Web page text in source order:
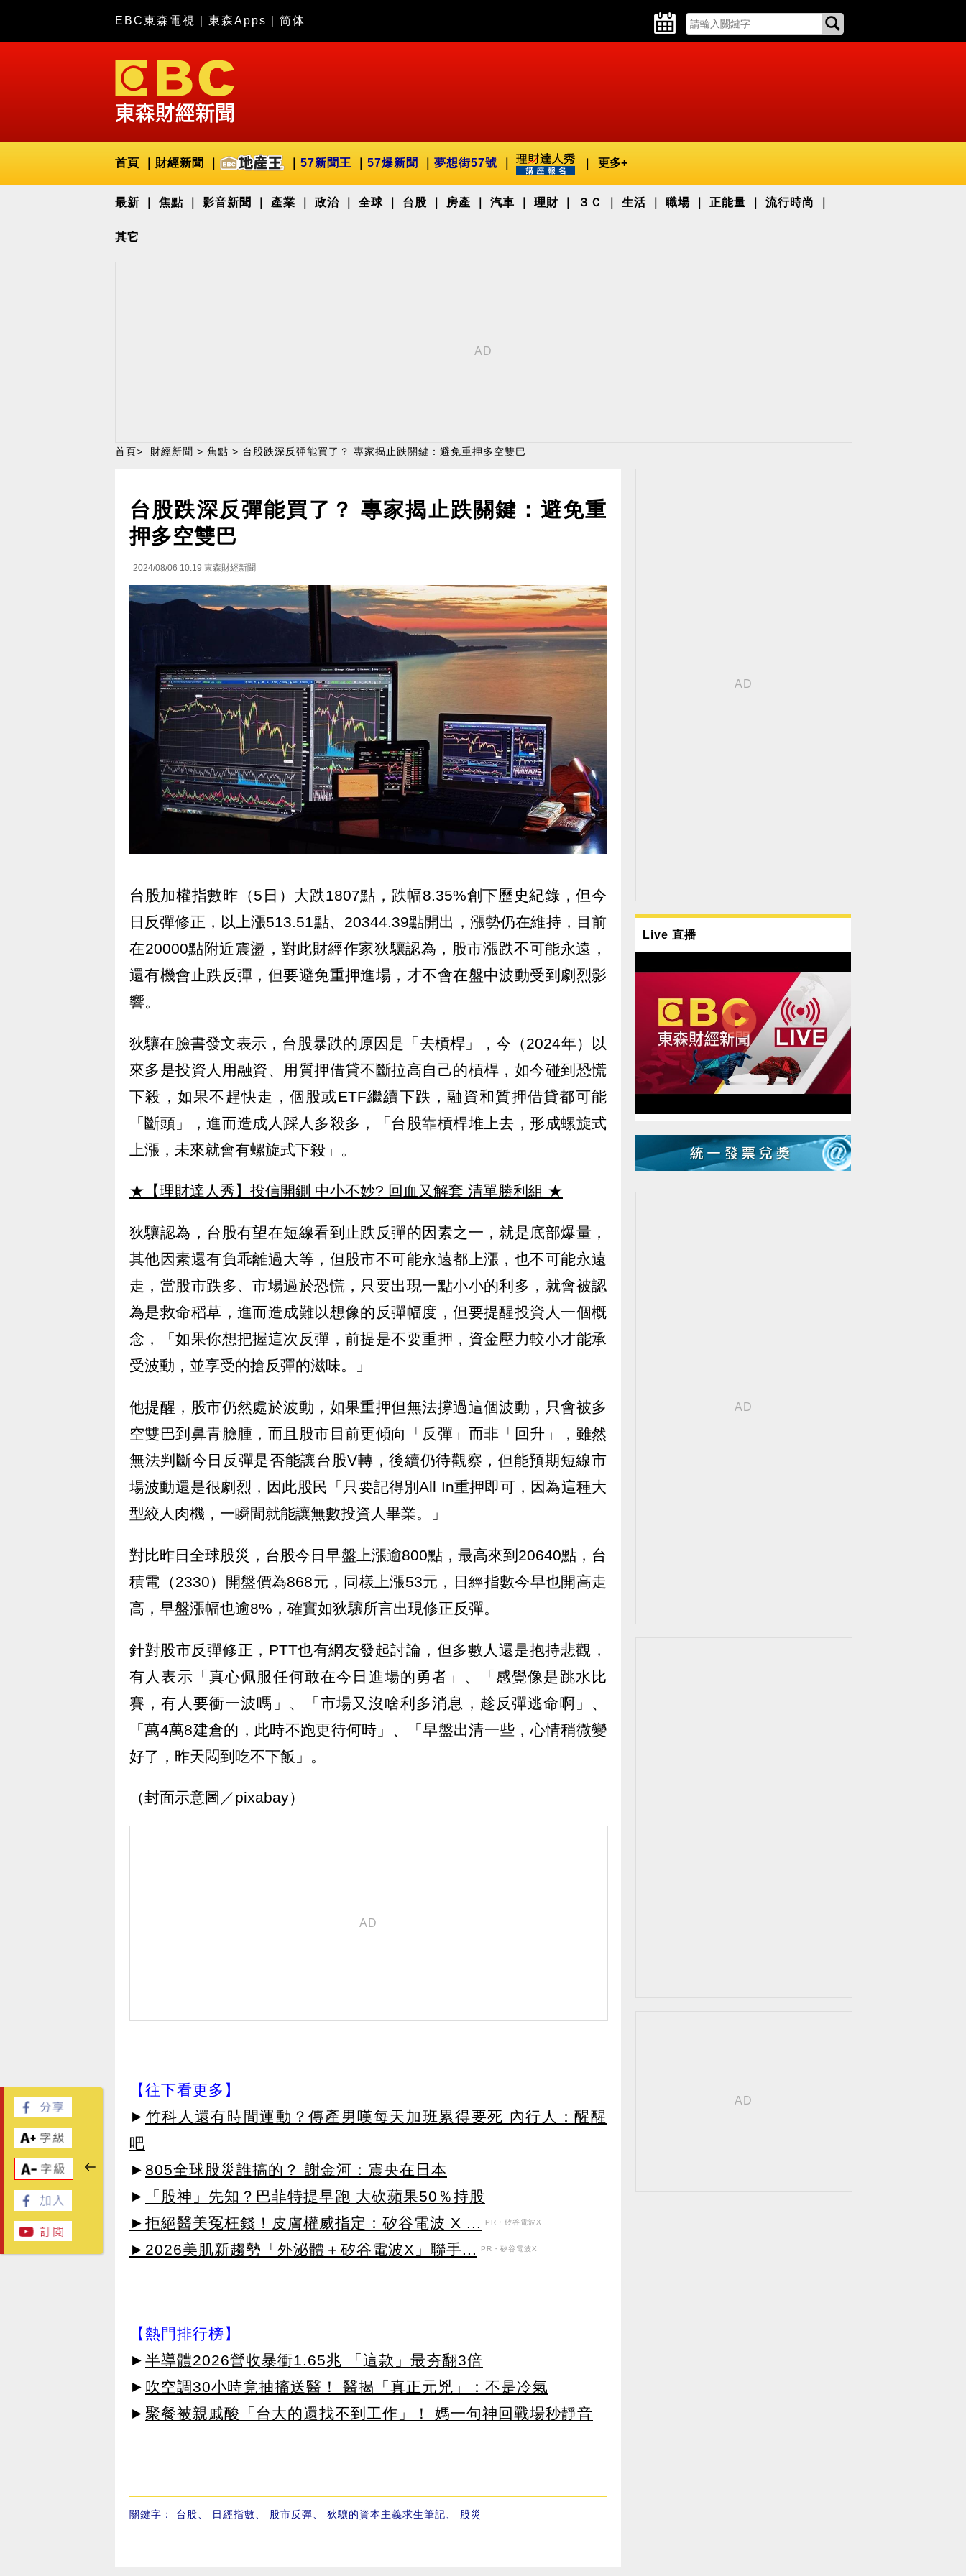
EBC東森電視 東森Apps 简体
首頁 財經新聞 57新聞王 57爆新聞 夢想街57號 更多+
最新 焦點 影音新聞 產業 政治 全球 台股 房產 汽車 理財 ３Ｃ 生活 職場 正能量 流行時尚
其它
首頁> 財經新聞 > 焦點 > 台股跌深反彈能買了？ 專家揭止跌關鍵：避免重押多空雙巴
台股跌深反彈能買了？ 專家揭止跌關鍵：避免重
押多空雙巴
2024/08/06 10:19 東森財經新聞
台股加權指數昨（5日）大跌1807點，跌幅8.35%創下歷史紀錄，但今
日反彈修正，以上漲513.51點、20344.39點開出，漲勢仍在維持，目前
在20000點附近震盪，對此財經作家狄驤認為，股市漲跌不可能永遠，
還有機會止跌反彈，但要避免重押進場，才不會在盤中波動受到劇烈影
響。
狄驤在臉書發文表示，台股暴跌的原因是「去槓桿」，今（2024年）以
來多是投資人用融資、用質押借貸不斷拉高自己的槓桿，如今碰到恐慌
下殺，如果不趕快走，個股或ETF繼續下跌，融資和質押借貸都可能
「斷頭」，進而造成人踩人多殺多，「台股靠槓桿堆上去，形成螺旋式
上漲，未來就會有螺旋式下殺」。
★【理財達人秀】投信開鍘 中小不妙? 回血又解套 清單勝利組 ★
狄驤認為，台股有望在短線看到止跌反彈的因素之一，就是底部爆量，
其他因素還有負乖離過大等，但股市不可能永遠都上漲，也不可能永遠
走，當股市跌多、市場過於恐慌，只要出現一點小小的利多，就會被認
為是救命稻草，進而造成難以想像的反彈幅度，但要提醒投資人一個概
念，「如果你想把握這次反彈，前提是不要重押，資金壓力較小才能承
受波動，並享受的搶反彈的滋味。」
他提醒，股市仍然處於波動，如果重押但無法撐過這個波動，只會被多
空雙巴到鼻青臉腫，而且股市目前更傾向「反彈」而非「回升」，雖然
無法判斷今日反彈是否能讓台股V轉，後續仍待觀察，但能預期短線市
場波動還是很劇烈，因此股民「只要記得別All In重押即可，因為這種大
型絞人肉機，一瞬間就能讓無數投資人畢業。」
對比昨日全球股災，台股今日早盤上漲逾800點，最高來到20640點，台
積電（2330）開盤價為868元，同樣上漲53元，日經指數今早也開高走
高，早盤漲幅也逾8%，確實如狄驤所言出現修正反彈。
針對股市反彈修正，PTT也有網友發起討論，但多數人還是抱持悲觀，
有人表示「真心佩服任何敢在今日進場的勇者」、「感覺像是跳水比
賽，有人要衝一波嗎」、「市場又沒啥利多消息，趁反彈逃命啊」、
「萬4萬8建倉的，此時不跑更待何時」、「早盤出清一些，心情稍微變
好了，昨天悶到吃不下飯」。
（封面示意圖／pixabay）
【往下看更多】
► 竹科人還有時間運動？傳產男嘆每天加班累得要死 內行人：醒醒
吧
► 805全球股災誰搞的？ 謝金河：震央在日本
►
「股神」先知？巴菲特提早跑 大砍蘋果50％持股
►拒絕醫美冤枉錢！皮膚權威指定：矽谷電波 X ...
PR・矽谷電波X
►2026美肌新趨勢「外泌體＋矽谷電波X」聯手... PR・矽谷電波X
【熱門排行榜】
► 半導體2026營收暴衝1.65兆 「這款」最夯翻3倍
► 吹空調30小時竟抽搐送醫！ 醫揭「真正元兇」：不是冷氣
► 聚餐被親戚酸「台大的還找不到工作」！ 媽一句神回戰場秒靜音
關鍵字： 台股、 日經指數、 股市反彈、 狄驤的資本主義求生筆記、 股災
Live 直播